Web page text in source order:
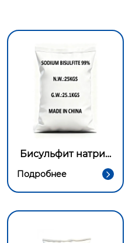
Бисульфит натрия
Подробнее 